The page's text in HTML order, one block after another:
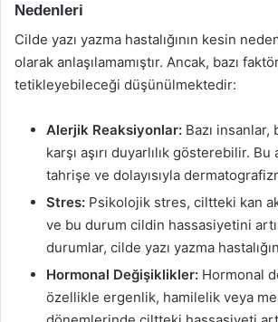
Nedenleri
Cilde yazı yazma hastalığının kesin
olarak anlaşılamamıştır. Ancak, bazı
tetikleyebileceği düşünülmektedir:
Alerjik Reaksiyonlar: Bazı
karşı aşırı duyarlılık gösterebilir.
tahrişe ve dolayısıyla
Stres: Psikolojik stres, ciltteki kan
ve bu durum cildin hassasiyetini
durumlar, cilde yazı yazma
Hormonal Değişiklikler: Hormonal
özellikle ergenlik, hamilelik veya